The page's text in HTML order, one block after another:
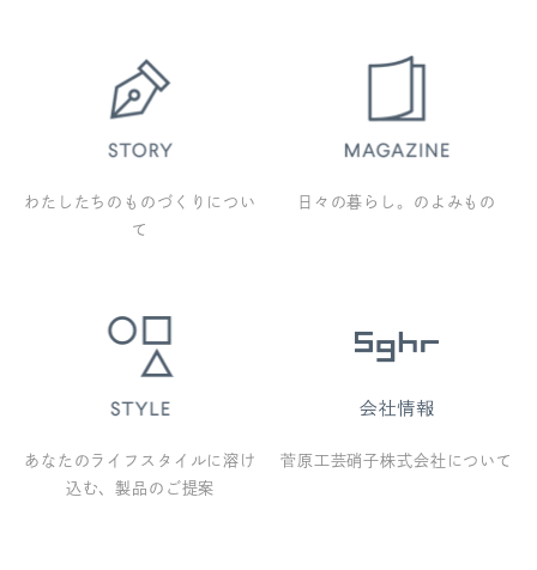
わたしたちのものづくりについ
て
日々の暮らし。のよみもの
あなたのライフスタイルに溶け
込む、製品のご提案
菅原工芸硝子株式会社について